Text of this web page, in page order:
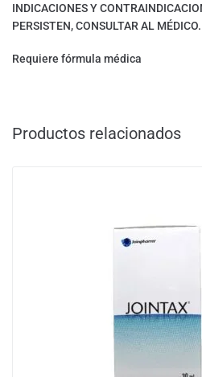
INDICACIONES Y
PERSISTEN, CONSULTAR AL MÉDICO.
Requiere fórmula médica
Productos relacionados